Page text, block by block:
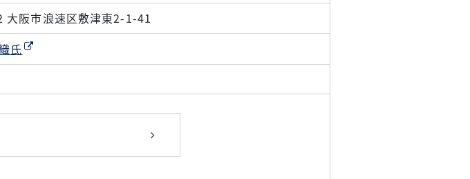
大阪市浪速区敷津東2-1-41
氏